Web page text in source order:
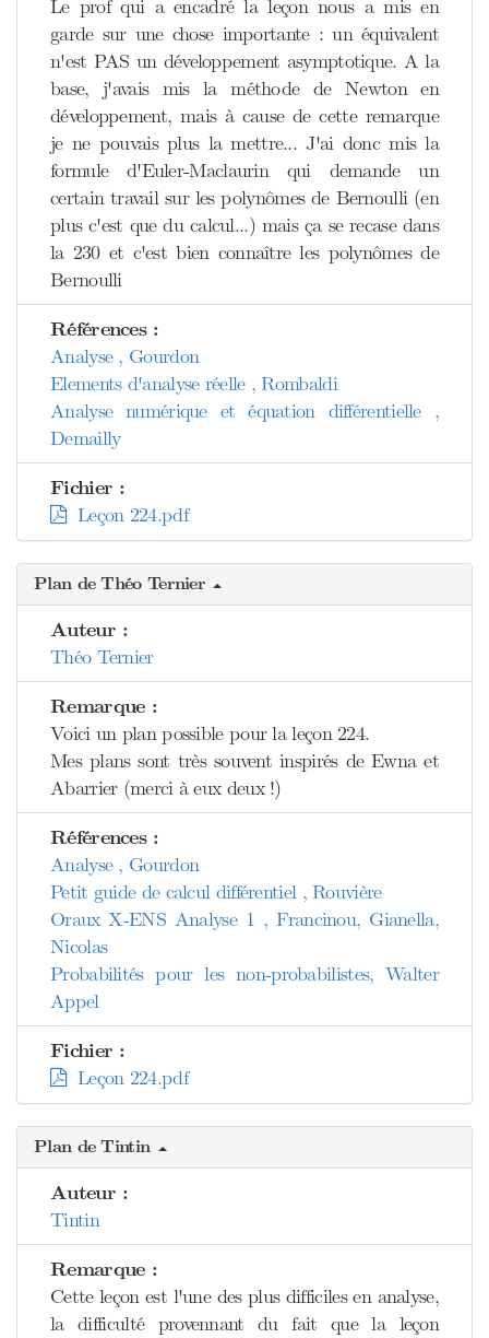
Le prof qui a encadré la leçon nous a mis en
garde sur une chose importante : un équivalent
n'est PAS un développement asymptotique. A la
base, j'avais mis la méthode de Newton en
développement, mais à cause de cette remarque
je ne pouvais plus la mettre... J'ai donc mis la
formule d'Euler-Maclaurin qui demande un
certain travail sur les polynômes de Bernoulli (en
plus c'est que du calcul...) mais ça se recase dans
la 230 et c'est bien connaître les polynômes de
Bernoulli
Références :
Analyse , Gourdon
Elements d'analyse réelle , Rombaldi
Analyse numérique et équation différentielle ,
Demailly
Fichier :
Leçon 224.pdf
Plan de Théo Ternier
Auteur :
Théo Ternier
Remarque :
Voici un plan possible pour la leçon 224.
Mes plans sont très souvent inspirés de Ewna et
Abarrier (merci à eux deux !)
Références :
Analyse , Gourdon
Petit guide de calcul différentiel , Rouvière
Oraux X-ENS Analyse 1 , Francinou, Gianella,
Nicolas
Probabilités pour les non-probabilistes, Walter
Appel
Fichier :
Leçon 224.pdf
Plan de Tintin
Auteur :
Tintin
Remarque :
Cette leçon est l'une des plus difficiles en analyse,
la difficulté provennant du fait que la leçon